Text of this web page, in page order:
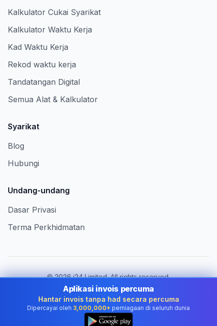
Kalkulator Cukai Syarikat
Kalkulator Waktu Kerja
Kad Waktu Kerja
Rekod waktu kerja
Tandatangan Digital
Semua Alat & Kalkulator
Syarikat
Blog
Hubungi
Undang-undang
Dasar Privasi
Terma Perkhidmatan
©2026i24 Limited. All rights reserved.
Berkhidmat untuk perniagaan di Malaysia
Tukar negara:
Malaysia
Aplikasi invois percuma
Hantar invois tanpa had secara percuma
Dipercayai oleh 3,000,000+ perniagaan di seluruh dunia